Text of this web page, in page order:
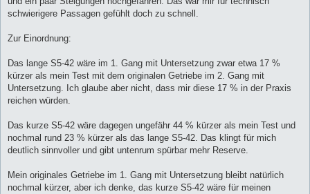
schwierigere Passagen gefühlt doch zu schnell.
Zur Einordnung:
Das lange S5-42 wäre im 1. Gang mit Untersetzung zwar etwa 17 %
kürzer als mein Test mit dem originalen Getriebe im 2. Gang mit
Untersetzung. Ich glaube aber nicht, dass mir diese 17 % in der Praxis
reichen würden.
Das kurze S5-42 wäre dagegen ungefähr 44 % kürzer als mein Test und
nochmal rund 23 % kürzer als das lange S5-42. Das klingt für mich
deutlich sinnvoller und gibt untenrum spürbar mehr Reserve.
Mein originales Getriebe im 1. Gang mit Untersetzung bleibt natürlich
nochmal kürzer, aber ich denke, das kurze S5-42 wäre für meinen